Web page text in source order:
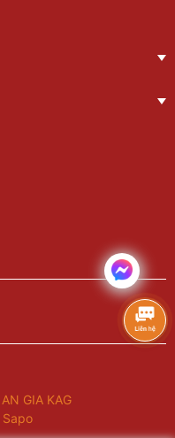
AN GIA KAG
Sapo